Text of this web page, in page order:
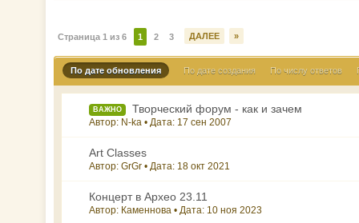
Страница 1 из 6 1 2 3 ДАЛЕЕ »
По дате обновления По дате создания По числу ответов
ВАЖНО Творческий форум - как и зачем
Автор: N-ka • Дата: 17 сен 2007
Art Classes
Автор: GrGr • Дата: 18 окт 2021
Концерт в Архео 23.11
Автор: Каменнова • Дата: 10 ноя 2023